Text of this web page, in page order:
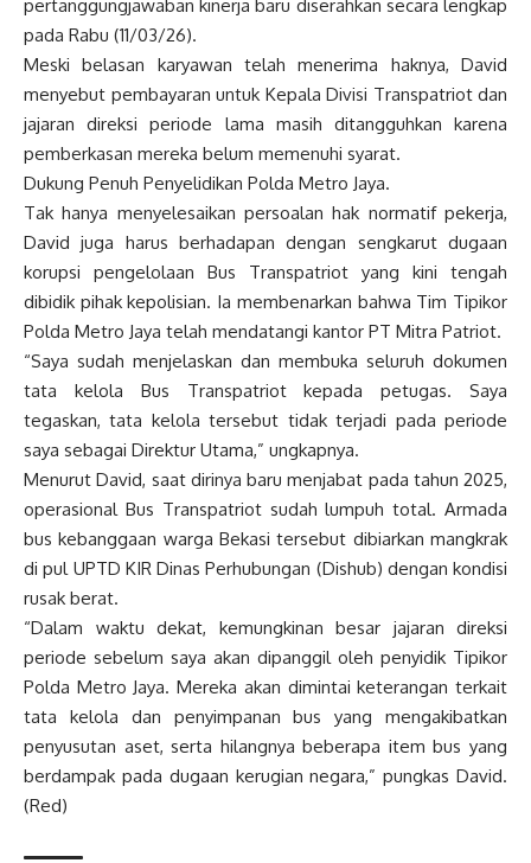
pertanggungjawaban kinerja baru diserahkan secara lengkap
pada Rabu (11/03/26).
Meski belasan karyawan telah menerima haknya, David
menyebut pembayaran untuk Kepala Divisi Transpatriot dan
jajaran direksi periode lama masih ditangguhkan karena
pemberkasan mereka belum memenuhi syarat.
Dukung Penuh Penyelidikan Polda Metro Jaya.
Tak hanya menyelesaikan persoalan hak normatif pekerja,
David juga harus berhadapan dengan sengkarut dugaan
korupsi pengelolaan Bus Transpatriot yang kini tengah
dibidik pihak kepolisian. Ia membenarkan bahwa Tim Tipikor
Polda Metro Jaya telah mendatangi kantor PT Mitra Patriot.
“Saya sudah menjelaskan dan membuka seluruh dokumen
tata kelola Bus Transpatriot kepada petugas. Saya
tegaskan, tata kelola tersebut tidak terjadi pada periode
saya sebagai Direktur Utama,” ungkapnya.
Menurut David, saat dirinya baru menjabat pada tahun 2025,
operasional Bus Transpatriot sudah lumpuh total. Armada
bus kebanggaan warga Bekasi tersebut dibiarkan mangkrak
di pul UPTD KIR Dinas Perhubungan (Dishub) dengan kondisi
rusak berat.
“Dalam waktu dekat, kemungkinan besar jajaran direksi
periode sebelum saya akan dipanggil oleh penyidik Tipikor
Polda Metro Jaya. Mereka akan dimintai keterangan terkait
tata kelola dan penyimpanan bus yang mengakibatkan
penyusutan aset, serta hilangnya beberapa item bus yang
berdampak pada dugaan kerugian negara,” pungkas David.
(Red)